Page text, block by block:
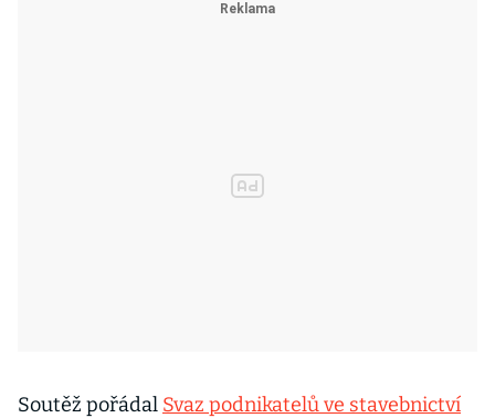
Soutěž pořádal Svaz podnikatelů ve stavebnictví